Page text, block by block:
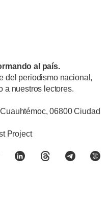
al país.
del periodismo nacional,
a nuestros lectores.
06800 Ciudad
Project